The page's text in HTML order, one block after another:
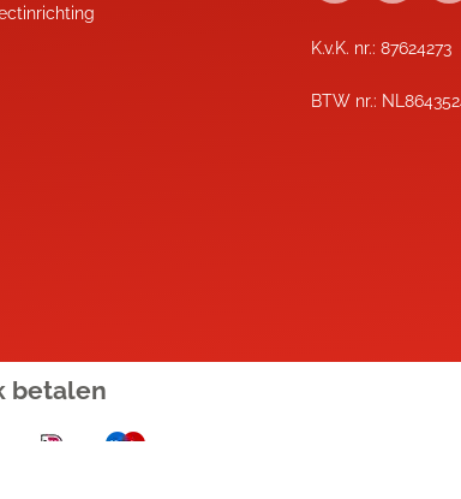
K.v.K. nr.: 87624273
BTW nr.:
betalen